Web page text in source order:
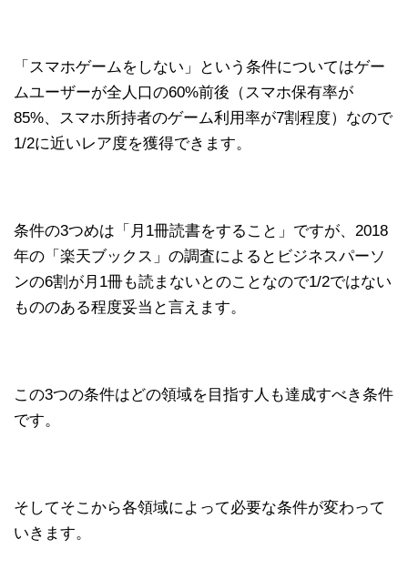
「スマホゲームをしない」という条件についてはゲー
ムユーザーが全人口の60%前後（スマホ保有率が
85%、スマホ所持者のゲーム利用率が7割程度）なので
1/2に近いレア度を獲得できます。
条件の3つめは「月1冊読書をすること」ですが、2018
年の「楽天ブックス」の調査によるとビジネスパーソ
ンの6割が月1冊も読まないとのことなので1/2ではない
もののある程度妥当と言えます。
この3つの条件はどの領域を目指す人も達成すべき条件
です。
そしてそこから各領域によって必要な条件が変わって
いきます。